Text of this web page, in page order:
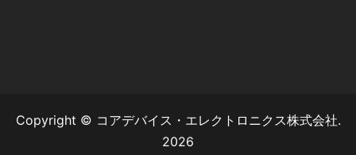
Copyright © コアデバイス・エレクトロニクス株式会社.
2026